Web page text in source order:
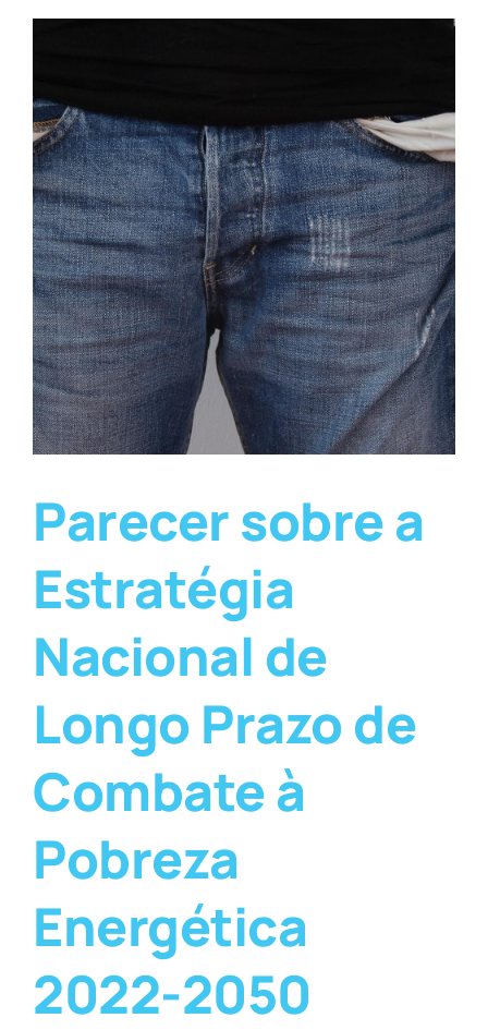
Parecer sobre a
Estratégia
Nacional de
Longo Prazo de
Combate à
Pobreza
Energética
2022-2050